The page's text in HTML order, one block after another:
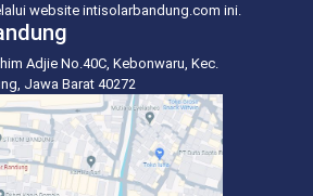
website intisolarbandung.com ini.
Adjie No.40C, Kebonwaru, Kec.
Jawa Barat 40272